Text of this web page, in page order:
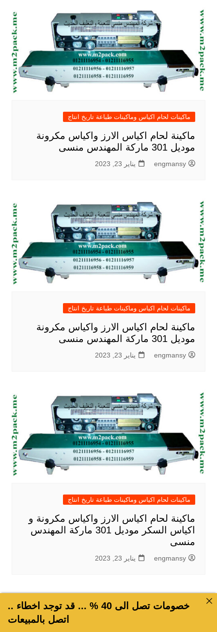
ماكينات لحام اكياس وماكينات طباعة تاريخ انتاج
ماكينة لحام اكياس الارز واكياس مكرونة
موديل 301 ماركة المهندس منسى
engmansy يناير 23, 2023
ماكينات لحام اكياس وماكينات طباعة تاريخ انتاج
ماكينة لحام اكياس الارز واكياس مكرونة
موديل 301 ماركة المهندس منسى
engmansy يناير 23, 2023
ماكينات لحام اكياس وماكينات طباعة تاريخ انتاج
ماكينة لحام اكياس الارز واكياس مكرونة و
اكياس السكر موديل 301 ماركة المهندس
منسى
engmansy يناير 23, 2023
خصومات تصل الى 40 % ... قد توجد اخطاء ..
اتصل بالمبيعات